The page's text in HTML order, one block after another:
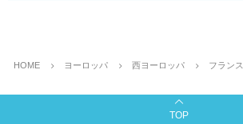
HOME ヨーロッパ 西ヨーロッパ フランス
TOP